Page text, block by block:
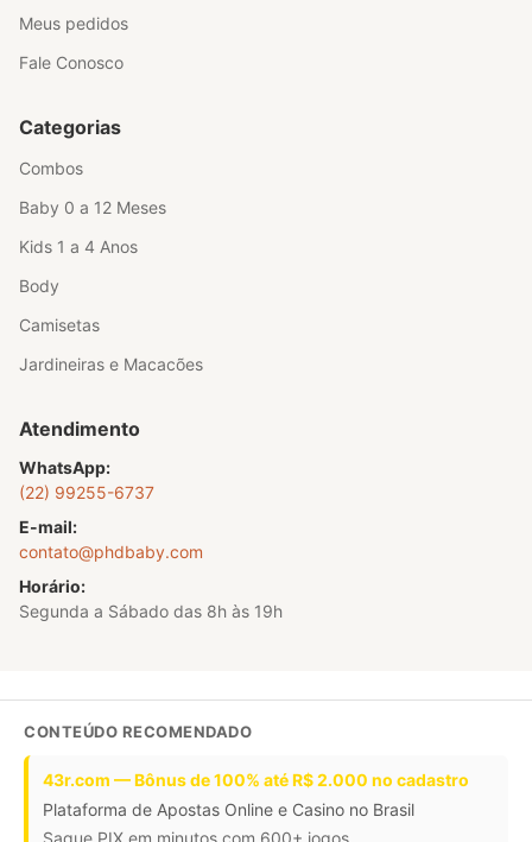
Meus pedidos
Fale Conosco
Categorias
Combos
Baby 0 a 12 Meses
Kids 1 a 4 Anos
Body
Camisetas
Jardineiras e Macacões
Atendimento
WhatsApp:
(22) 99255-6737
E-mail:
contato@phdbaby.com
Horário:
Segunda a Sábado das 8h às 19h
CONTEÚDO RECOMENDADO
43r.com — Bônus de 100% até R$ 2.000 no cadastro
Plataforma de Apostas Online e Casino no Brasil